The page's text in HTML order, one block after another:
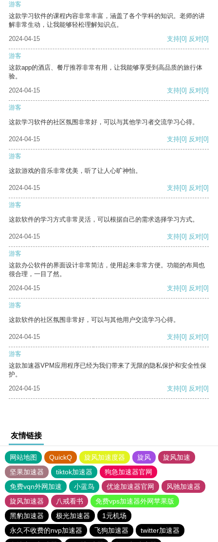
游客
这款学习软件的课程内容非常丰富，涵盖了各个学科的知识。老师的讲
解非常生动，让我能够轻松理解知识点。
2024-04-15
支持[0] 反对[0]
游客
这款app的酒店、餐厅推荐非常有用，让我能够享受到高品质的旅行体
验。
2024-04-15
支持[0] 反对[0]
游客
这款学习软件的社区氛围非常好，可以与其他学习者交流学习心得。
2024-04-15 支持[0] 反对[0]
游客
这款游戏的音乐非常优美，听了让人心旷神怡。
2024-04-15 支持[0] 反对[0]
游客
这款软件的学习方式非常灵活，可以根据自己的需求选择学习方式。
2024-04-15 支持[0] 反对[0]
游客
这款办公软件的界面设计非常简洁，使用起来非常方便。功能的布局也
很合理，一目了然。
2024-04-15
支持[0] 反对[0]
游客
这款软件的社区氛围非常好，可以与其他用户交流学习心得。
2024-04-15 支持[0] 反对[0]
游客
这款加速器VPM应用程序已经为我们带来了无限的隐私保护和安全性保
护。
2024-04-15
支持[0] 反对[0]
友情链接
网站地图 QuickQ 旋风加速度器 旋风
旋风加速
坚果加速器
tiktok加速器
狗急加速器官网
免费vqn外网加速
小蓝鸟 优途加速器官网
风驰加速器
旋风加速器
八戒看书
免费vps加速器外网苹果版
黑豹加速器
极光加速器
1元机场
永久不收费的nvp加速器
飞狗加速器
twitter加速器